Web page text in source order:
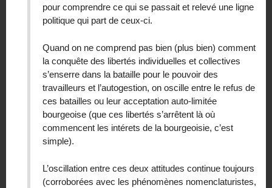
pour comprendre ce qui se passait et relevé une ligne
politique qui part de ceux-ci.
Quand on ne comprend pas bien (plus bien) comment
la conquête des libertés individuelles et collectives
s’enserre dans la bataille pour le pouvoir des
travailleurs et l’autogestion, on oscille entre le refus de
ces batailles ou leur acceptation auto-limitée
bourgeoise (que ces libertés s’arrêtent là où
commencent les intérets de la bourgeoisie, c’est
simple).
L’oscillation entre ces deux attitudes continue toujours
(corroborées avec les phénomènes nomenclaturistes,